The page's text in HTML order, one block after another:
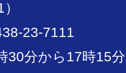
23-7111
30分から17時15